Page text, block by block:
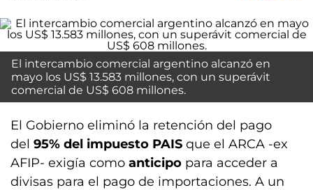
El intercambio comercial argentino alcanzó en
mayo los US$ 13.583 millones, con un superávit
comercial de US$ 608 millones.
El Gobierno eliminó la retención del pago
del 95% del impuesto PAIS que el ARCA -ex
AFIP- exigía como anticipo para acceder a
divisas para el pago de importaciones. A un